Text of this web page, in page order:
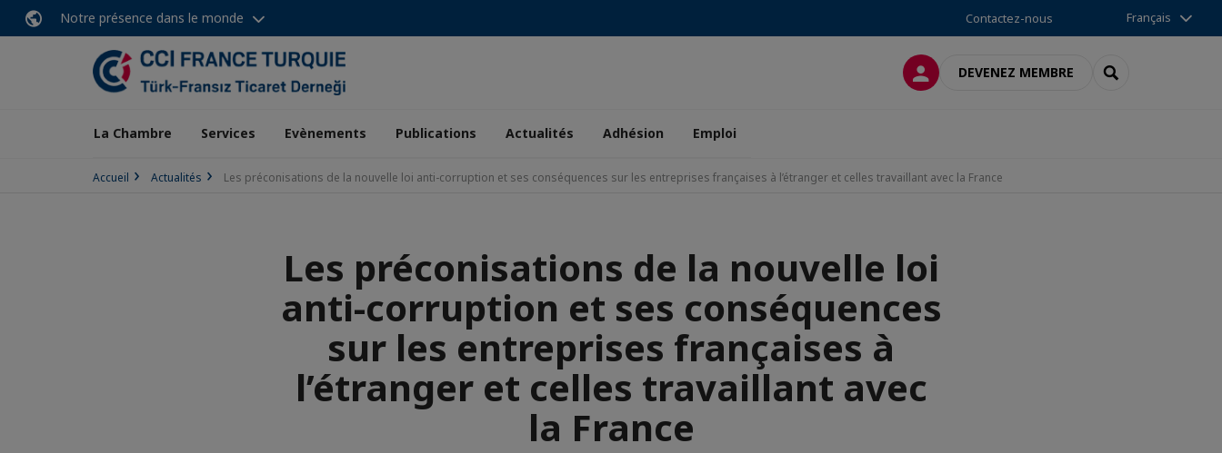
Notre présence dans le monde Contactez-nous Français
CONNEXIONDEVENEZ MEMBRE RECHERCHER
La Chambre Services Evènements Publications Actualités Adhésion Emploi
Accueil Actualités Les préconisations de la nouvelle loi anti-corruption et ses conséquences sur les entreprises françaises à l’étranger et celles travaillant avec la France
Les préconisations de la nouvelle loi
anti-corruption et ses conséquences
sur les entreprises françaises à
l’étranger et celles travaillant avec
la France